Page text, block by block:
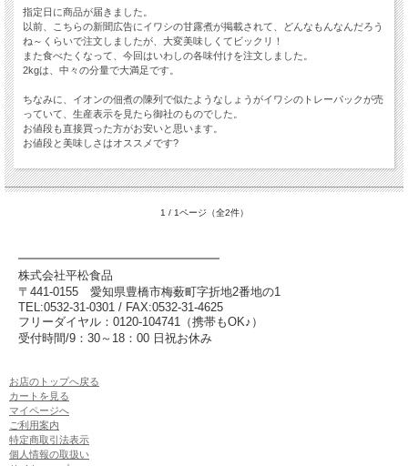
指定日に商品が届きました。
以前、こちらの新聞広告にイワシの甘露煮が掲載されて、どんなもんなんだろう
ね～くらいで注文しましたが、大変美味しくてビックリ！
また食べたくなって、今回はいわしの各味付けを注文しました。
2kgは、中々の分量で大満足です。
ちなみに、イオンの佃煮の陳列で似たようなしょうがイワシのトレーパックが売
っていて、生産表示を見たら御社のものでした。
お値段も直接買った方がお安いと思います。
お値段と美味しさはオススメです?
1 / 1ページ（全2件）
━━━━━━━━━━━━━━━━━
株式会社平松食品
〒441-0155
愛知県豊橋市梅薮町字折地2番地の1
TEL:0532-31-0301 / FAX:0532-31-4625
フリーダイヤル：0120-104741（携帯もOK♪）
受付時間/9：30～18：00 日祝お休み
お店のトップへ戻る
カートを見る
マイページへ
ご利用案内
特定商取引法表示
個人情報の取扱い